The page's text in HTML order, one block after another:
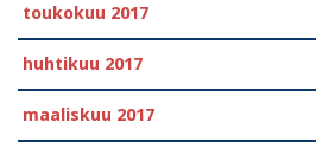
toukokuu 2017
huhtikuu 2017
maaliskuu 2017